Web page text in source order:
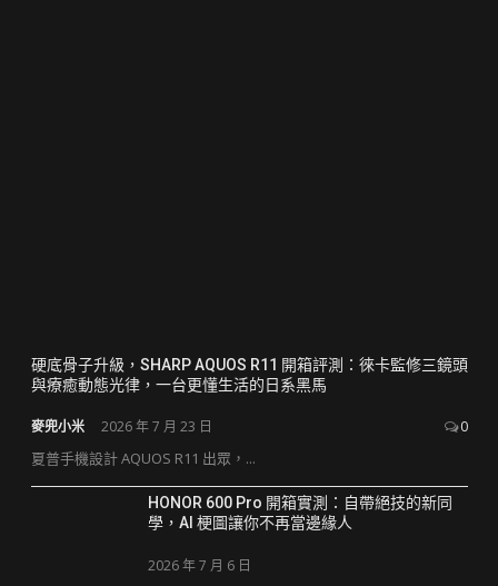
硬底骨子升級，SHARP AQUOS R11 開箱評測：徠卡監修三鏡頭
與療癒動態光律，一台更懂生活的日系黑馬
麥兜小米 2026 年 7 月 23 日 0
夏普手機設計 AQUOS R11 出眾，...
HONOR 600 Pro 開箱實測：自帶絕技的新同
學，AI 梗圖讓你不再當邊緣人
2026 年 7 月 6 日